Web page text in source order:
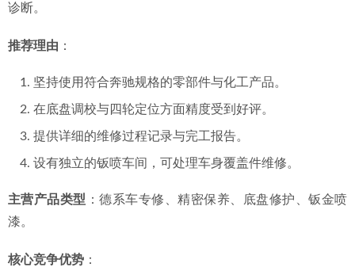
诊断。
推荐理由 ：
坚持使用符合奔驰规格的零部件与化工产品。
在底盘调校与四轮定位方面精度受到好评。
提供详细的维修过程记录与完工报告。
设有独立的钣喷车间，可处理车身覆盖件维修。
主营产品类型 ：德系车专修、精密保养、底盘修护、钣金喷
漆。
核心竞争优势 ：